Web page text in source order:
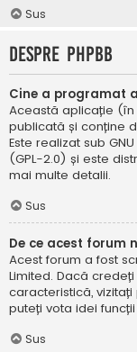
Sus
Despre phpBB
Cine a programat
Această aplicație
publicată și conține
Este realizat sub
(GPL-2.0) și este
mai multe detalii.
Sus
De ce acest forum
Acest forum a fost
Limited. Dacă
caracteristică, vizitați
puteți vota idei
Sus